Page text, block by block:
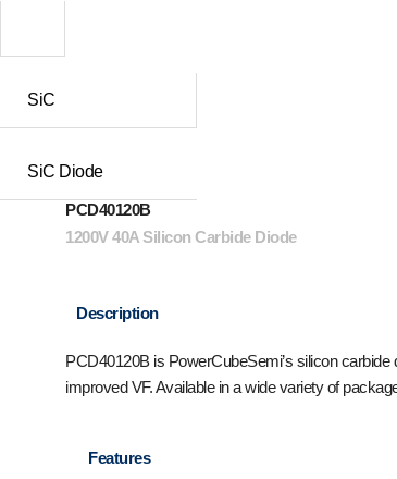
SiC
SiC Diode
PCD40120B
1200V 40A Silicon Carbide Diode
Description
PCD40120B is PowerCubeSemi’s silicon
improved VF. Available in a wide variety of
Features